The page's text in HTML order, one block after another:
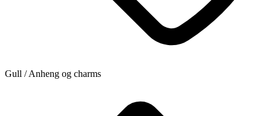
Gull / Anheng og charms